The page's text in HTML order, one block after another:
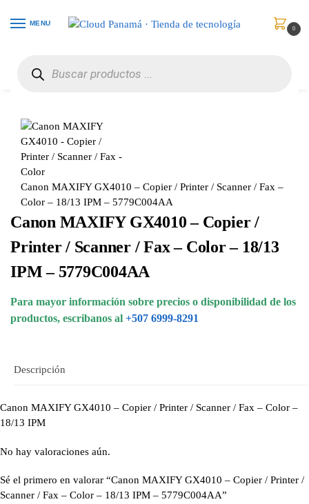
MENU
0
Canon MAXIFY GX4010 – Copier / Printer / Scanner / Fax –
Color – 18/13 IPM – 5779C004AA
Canon MAXIFY GX4010 – Copier /
Printer / Scanner / Fax – Color – 18/13
IPM – 5779C004AA
Para mayor información sobre precios o disponibilidad de los
productos, escribanos al +507 6999-8291
Descripción
Canon MAXIFY GX4010 – Copier / Printer / Scanner / Fax – Color –
18/13 IPM
No hay valoraciones aún.
Sé el primero en valorar “Canon MAXIFY GX4010 – Copier / Printer /
Scanner / Fax – Color – 18/13 IPM – 5779C004AA”